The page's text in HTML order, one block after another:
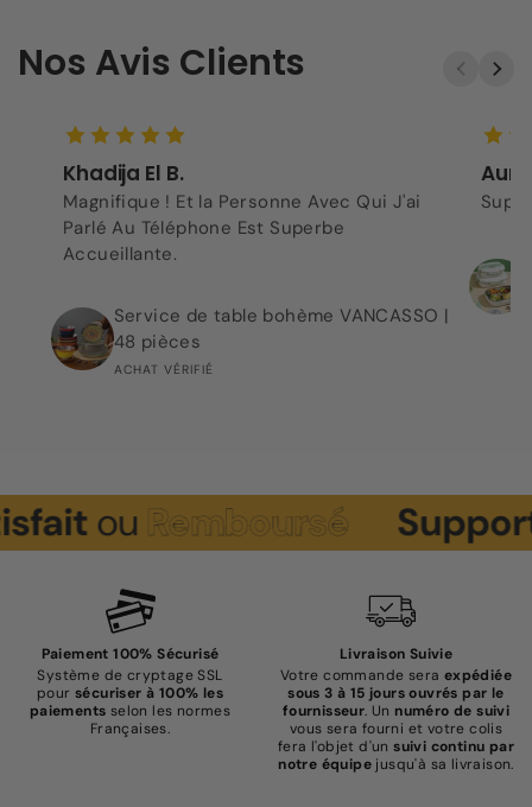
Nos Avis Clients
Khadija El B.
Magnifique ! Et la Personne Avec Qui J'ai
Parlé Au Téléphone Est Superbe
Accueillante.
Service de table bohème VANCASSO |
48 pièces
ACHAT VÉRIFIÉ
ouRemboursé Support
Paiement 100% Sécurisé
Système de cryptage SSL
pour sécuriser à 100% les
paiements selon les normes
Françaises.
Livraison Suivie
Votre commande sera expédiée
sous 3 à 15 jours ouvrés par le
fournisseur. Un numéro de suivi
vous sera fourni et votre colis
fera l'objet d'unsuivi continu par
notre équipe jusqu'à sa livraison.